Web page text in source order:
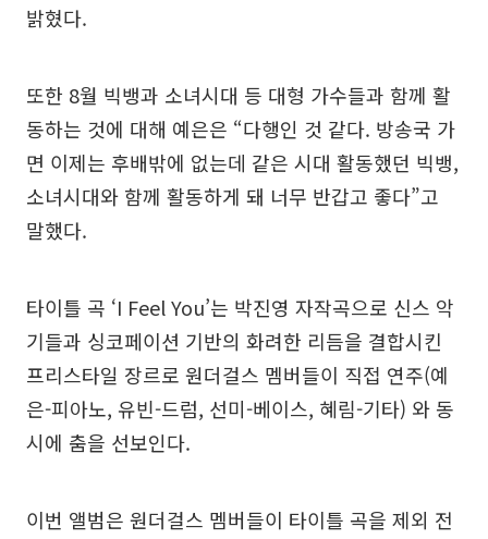
밝혔다.
또한 8월 빅뱅과 소녀시대 등 대형 가수들과 함께 활
동하는 것에 대해 예은은 “다행인 것 같다. 방송국 가
면 이제는 후배밖에 없는데 같은 시대 활동했던 빅뱅,
소녀시대와 함께 활동하게 돼 너무 반갑고 좋다”고
말했다.
타이틀 곡 ‘I Feel You’는 박진영 자작곡으로 신스 악
기들과 싱코페이션 기반의 화려한 리듬을 결합시킨
프리스타일 장르로 원더걸스 멤버들이 직접 연주(예
은-피아노, 유빈-드럼, 선미-베이스, 혜림-기타) 와 동
시에 춤을 선보인다.
이번 앨범은 원더걸스 멤버들이 타이틀 곡을 제외 전